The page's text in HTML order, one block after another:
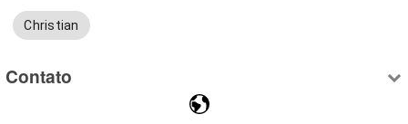
Christian
Contato